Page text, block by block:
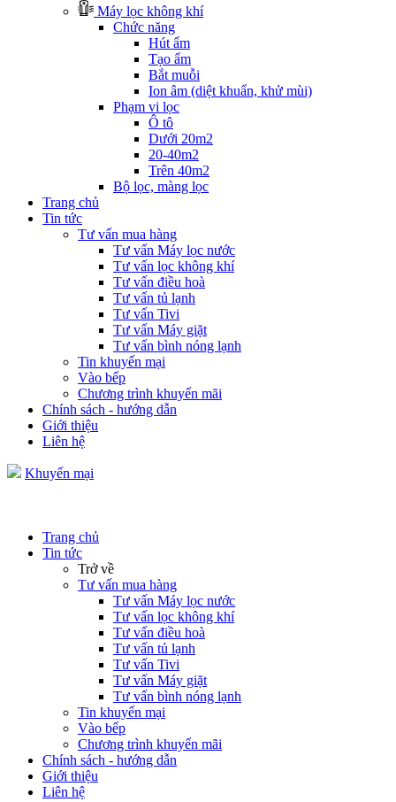
Máy lọc không khí
Chức năng
Hút ẩm
Tạo ẩm
Bắt muỗi
Ion âm (diệt khuẩn, khử mùi)
Phạm vi lọc
Ô tô
Dưới 20m2
20-40m2
Trên 40m2
Bộ lọc, màng lọc
Trang chủ
Tin tức
Tư vấn mua hàng
Tư vấn Máy lọc nước
Tư vấn lọc không khí
Tư vấn điều hoà
Tư vấn tủ lạnh
Tư vấn Tivi
Tư vấn Máy giặt
Tư vấn bình nóng lạnh
Tin khuyến mại
Vào bếp
Chương trình khuyến mãi
Chính sách - hướng dẫn
Giới thiệu
Liên hệ
Khuyến mại
Trang chủ
Tin tức
Trở về
Tư vấn mua hàng
Tư vấn Máy lọc nước
Tư vấn lọc không khí
Tư vấn điều hoà
Tư vấn tủ lạnh
Tư vấn Tivi
Tư vấn Máy giặt
Tư vấn bình nóng lạnh
Tin khuyến mại
Vào bếp
Chương trình khuyến mãi
Chính sách - hướng dẫn
Giới thiệu
Liên hệ